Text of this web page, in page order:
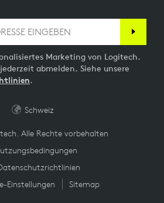
Marketing von Logitech.
abmelden. Siehe unsere
.
Alle Rechte vorbehalten
Einstellungen
Sitemap
Schweiz